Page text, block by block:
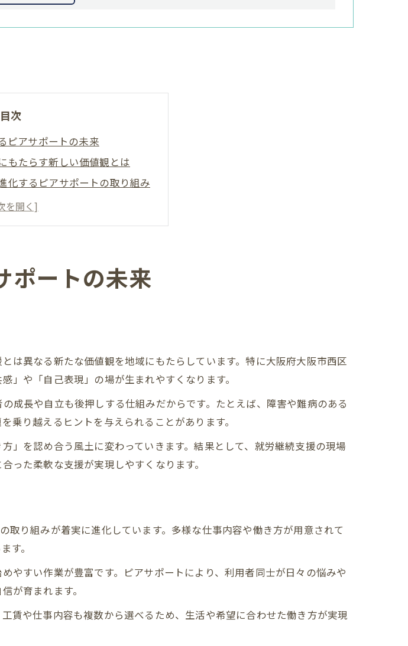
目次
ピアサポートの未来
もたらす新しい価値観とは
化するピアサポートの取り組み
拓く支援の新しい形
サポートの輪と可能性
しい働き方とは
アサポートスキルの磨き方
ための自己理解のすすめ
い支援環境の探し方
職場環境チェック方法
職場の特徴とは
活かせる職場探しのコツ
ピアサポートの視点
の就労生活
る柔軟な働き方のメリット
とピアサポートの関係
ートの活用法とは
活かした職場環境の選び方
ピアサポート支援の重要性
交わる現場とは
ポートの未来
は異なる新たな価値観を地域にもたらしています。特に大阪府大阪市西区
」や「自己表現」の場が生まれやすくなります。
成長や自立も後押しする仕組みだからです。たとえば、障害や難病のある
乗り越えるヒントを与えられることがあります。
」を認め合う風土に変わっていきます。結果として、就労継続支援の現場
った柔軟な支援が実現しやすくなります。
り組みが着実に進化しています。多様な仕事内容や働き方が用意されて
す。
やすい作業が豊富です。ピアサポートにより、利用者同士が日々の悩みや
が育まれます。
賃や仕事内容も複数から選べるため、生活や希望に合わせた働き方が実現